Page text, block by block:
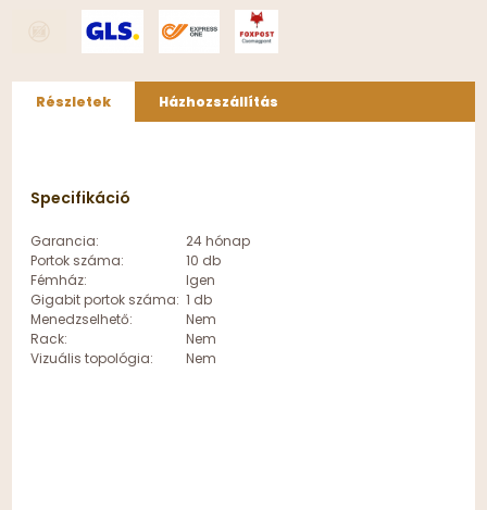
Részletek Házhozszállítás
Specifikáció
Garancia:
24 hónap
Portok száma:
10 db
Fémház:
Igen
Gigabit portok száma: 1 db
Menedzselhető:
Nem
Rack:
Nem
Vizuális topológia:
Nem